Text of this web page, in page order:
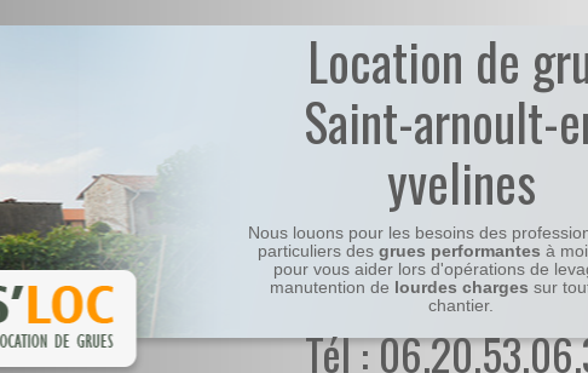
Location de
Saint-arnoult-
yvelines
Nous louons pour les besoins des
particuliers des grues performantes à
pour vous aider lors d'opérations de
manutention de lourdes charges sur
chantier.
Tél :